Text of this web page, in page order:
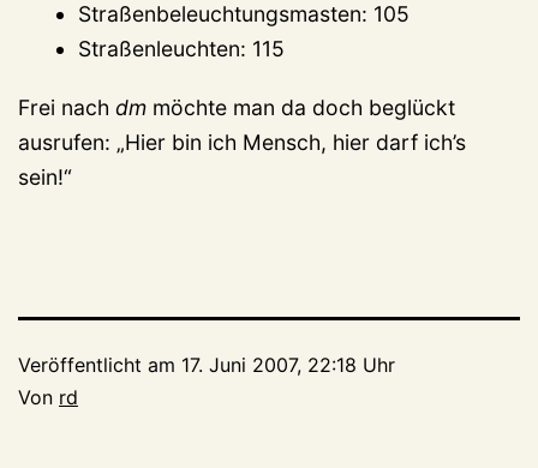
Straßenbeleuchtungsmasten: 105
Straßenleuchten: 115
Frei nach dm möchte man da doch beglückt
ausrufen: „Hier bin ich Mensch, hier darf ich’s
sein!“
Veröffentlicht am 17. Juni 2007, 22:18 Uhr
Von rd